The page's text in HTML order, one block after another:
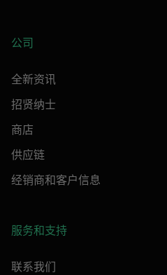
公司
全新资讯
招贤纳士
商店
供应链
经销商和客户信息
服务和支持
联系我们